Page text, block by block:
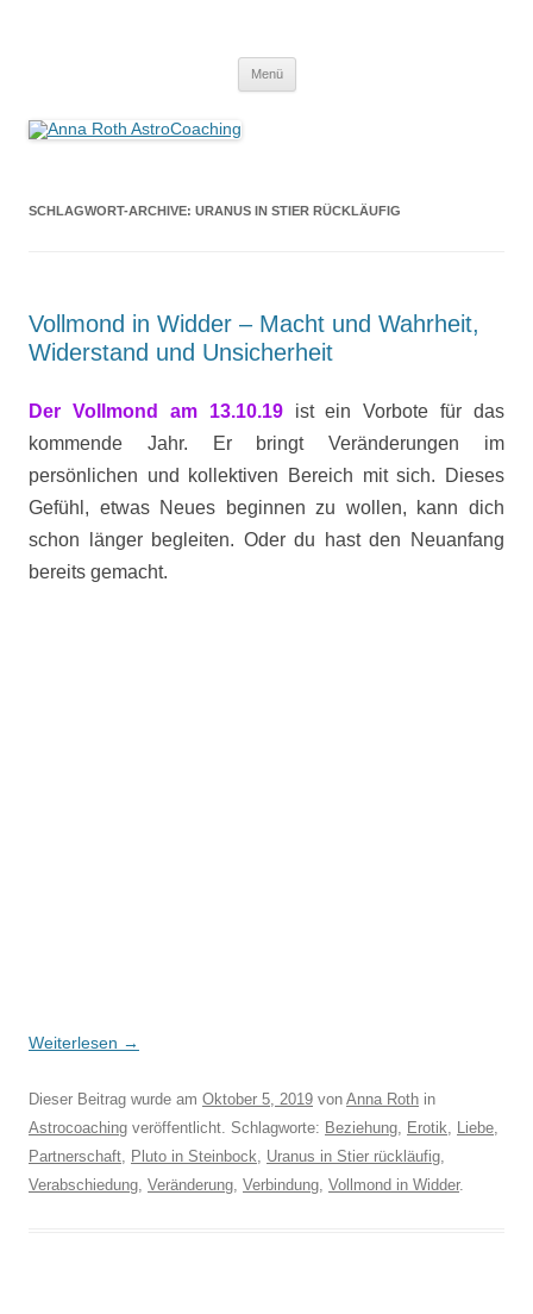
Menü
SCHLAGWORT-ARCHIVE: URANUS IN STIER RÜCKLÄUFIG
Vollmond in Widder – Macht und Wahrheit,
Widerstand und Unsicherheit
Der Vollmond am 13.10.19ist ein Vorbote für das
kommende Jahr. Er bringt Veränderungen im
persönlichen und kollektiven Bereich mit sich. Dieses
Gefühl, etwas Neues beginnen zu wollen, kann dich
schon länger begleiten. Oder du hast den Neuanfang
bereits gemacht.
Weiterlesen →
Dieser Beitrag wurde am Oktober 5, 2019 von Anna Roth in
Astrocoaching veröffentlicht. Schlagworte: Beziehung, Erotik, Liebe,
Partnerschaft, Pluto in Steinbock, Uranus in Stier rückläufig,
Verabschiedung, Veränderung, Verbindung, Vollmond in Widder.